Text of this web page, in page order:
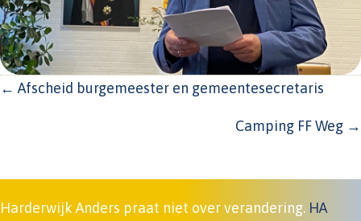
POSTS
← Afscheid burgemeester en gemeentesecretaris
Camping FF Weg →
Harderwijk Anders praat niet over verandering. HA